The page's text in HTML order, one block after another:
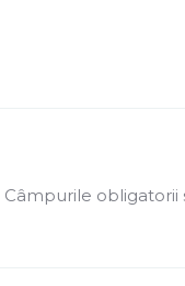
Câmpurile obligatorii